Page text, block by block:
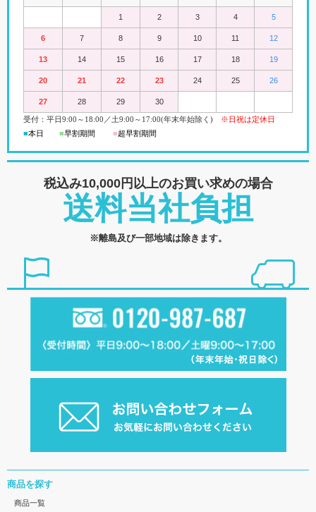
1 2 3 4 5
6 7 8 9 10 11 12
13 14 15 16 17 18 19
20 21 22 23 24 25 26
27 28 29 30
受付：平日9:00 ～18:00 ／ 土9:00 ～ 17:00(年末年始除く) ※日祝は定休日
■本日 ■早割期間 ■超早割期間
税込み10,000円以上のお買い求めの場合
送料当社負担
※離島及び一部地域は除きます。
商品を探す
商品一覧